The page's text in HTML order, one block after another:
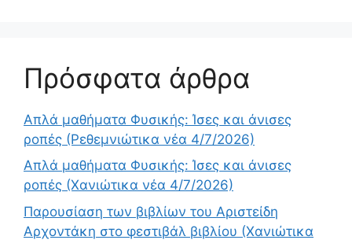
Πρόσφατα άρθρα
Απλά μαθήματα Φυσικής: Ίσες και άνισες
ροπές (Ρεθεμνιώτικα νέα 4/7/2026)
Απλά μαθήματα Φυσικής: Ίσες και άνισες
ροπές (Χανιώτικα νέα 4/7/2026)
Παρουσίαση των βιβλίων του Αριστείδη
Αρχοντάκη στο φεστιβάλ βιβλίου (Χανιώτικα